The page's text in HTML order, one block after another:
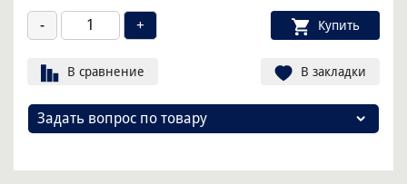
Купить
В сравнение В закладки
Задать вопрос по товару